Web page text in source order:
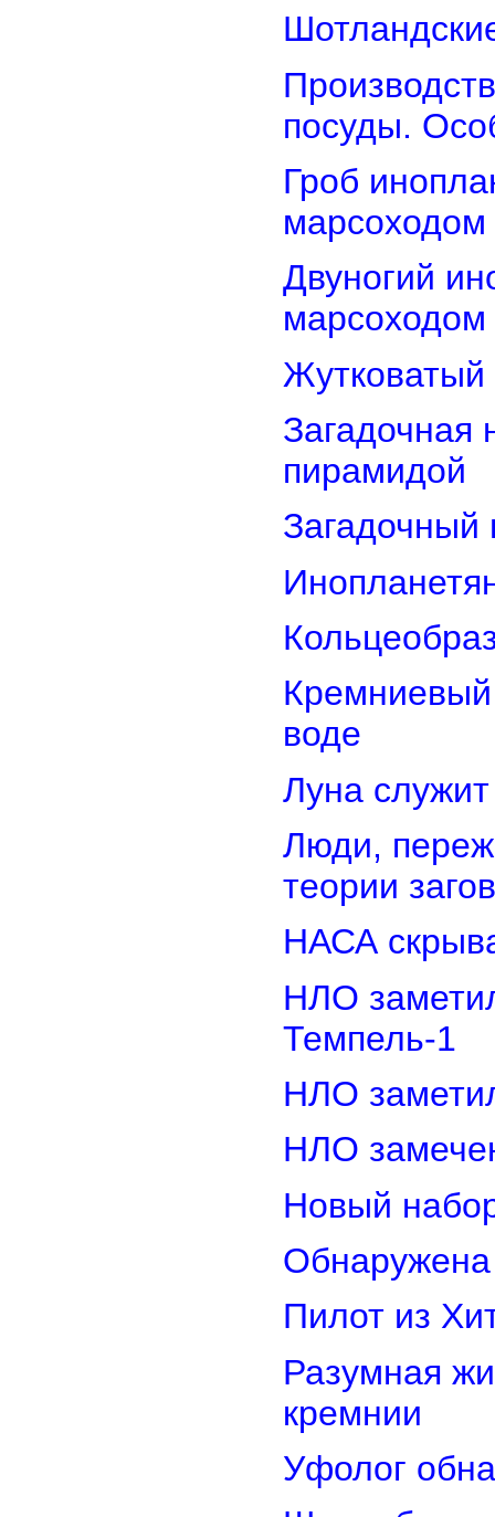
посуды.
Гроб
марсоходом
Двуногий
марсоходом
Загадочная
пирамидой
воде
Луна
Люди,
теории
НАСА
НЛО
Темпель-1
НЛО
НЛО
Новый
Обнаружена
Пилот из
Разумная
кремнии
Уфолог